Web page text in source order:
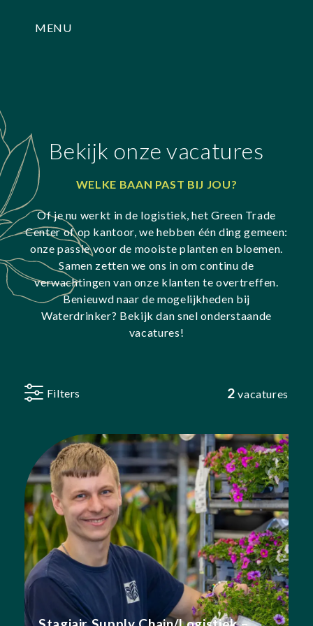
MENU
Bekijk onze vacatures
WELKE BAAN PAST BIJ JOU?
Of je nu werkt in de logistiek, het Green Trade
Center of op kantoor, we hebben één ding gemeen:
onze passie voor de mooiste planten en bloemen.
Samen zetten we ons in om continu de
verwachtingen van onze klanten te overtreffen.
Benieuwd naar de mogelijkheden bij
Waterdrinker? Bekijk dan snel onderstaande
vacatures!
Filters 2 vacatures